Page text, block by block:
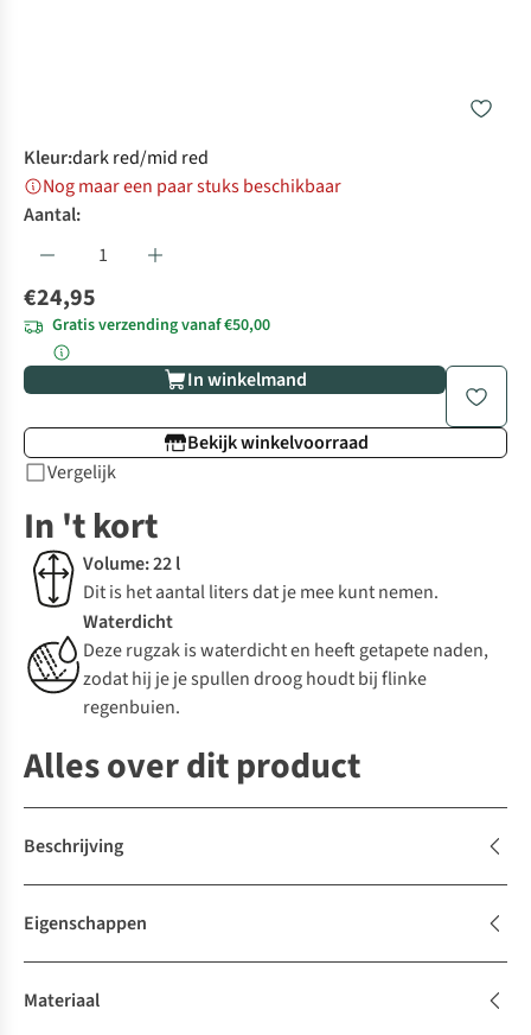
Kleur:dark red/mid red
Nog maar een paar stuks beschikbaar
Aantal:
€24,95
Gratis verzending vanaf €50,00
In winkelmand
Bekijk winkelvoorraad
Vergelijk
In 't kort
Volume: 22 l
Dit is het aantal liters dat je mee kunt nemen.
Waterdicht
Deze rugzak is waterdicht en heeft getapete naden,
zodat hij je je spullen droog houdt bij flinke
regenbuien.
Alles over dit product
Beschrijving
Eigenschappen
Materiaal